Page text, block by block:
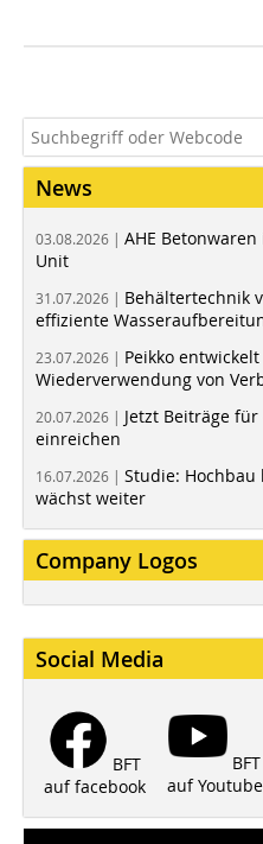
News
03.08.2026 | AHE
Unit
31.07.2026 | Behältertechnik
effiziente
23.07.2026 | Peikko
Wiederverwendung von
20.07.2026 | Jetzt Beiträge
einreichen
16.07.2026 | Studie:
wächst weiter
Company Logos
Social Media
BFT
auf facebook
BFT
auf Youtube